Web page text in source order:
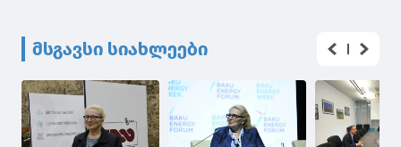
მსგავსი სიახლეები